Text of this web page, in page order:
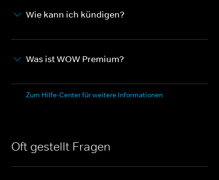
Wie kann ich kündigen?
Was ist WOW Premium?
Zum Hilfe-Center für weitere Informationen
Oft gestellt Fragen